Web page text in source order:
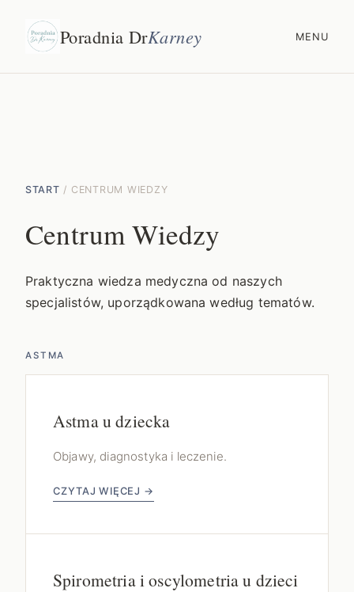
Poradnia DrKarney MENU
START / CENTRUM WIEDZY
Centrum Wiedzy
Praktyczna wiedza medyczna od naszych
specjalistów, uporządkowana według tematów.
ASTMA
Astma u dziecka
Objawy, diagnostyka i leczenie.
CZYTAJ WIĘCEJ →
Spirometria i oscylometria u dzieci